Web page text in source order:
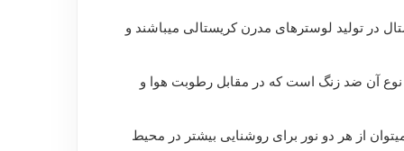
نوع کریستال در تولید لوسترهای مدرن کریستالی میباشند و
نوع آن ضد زنگ است که در مقابل رطوبت هوا و
از هر دو نور برای روشنایی بیشتر در محیط